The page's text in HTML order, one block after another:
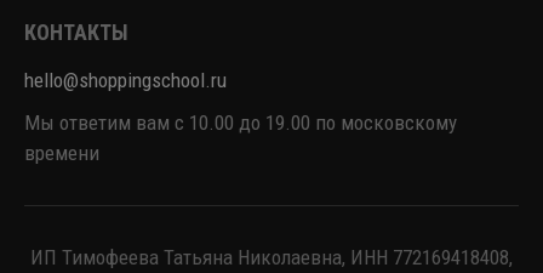
КОНТАКТЫ
hello@shoppingschool.ru
Мы ответим вам с 10.00 до 19.00 по московскому
времени
ИП Тимофеева Татьяна Николаевна, ИНН 772169418408,